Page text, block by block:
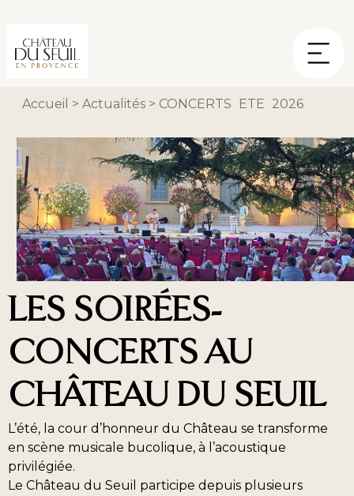
Accueil > Actualités> CONCERTS ETE 2026
LES SOIRÉES-
CONCERTS AU
CHÂTEAU DU SEUIL
L’été, la cour d’honneur du Château se transforme
en scène musicale bucolique, à l’acoustique
privilégiée.
Le Château du Seuil participe depuis plusieurs